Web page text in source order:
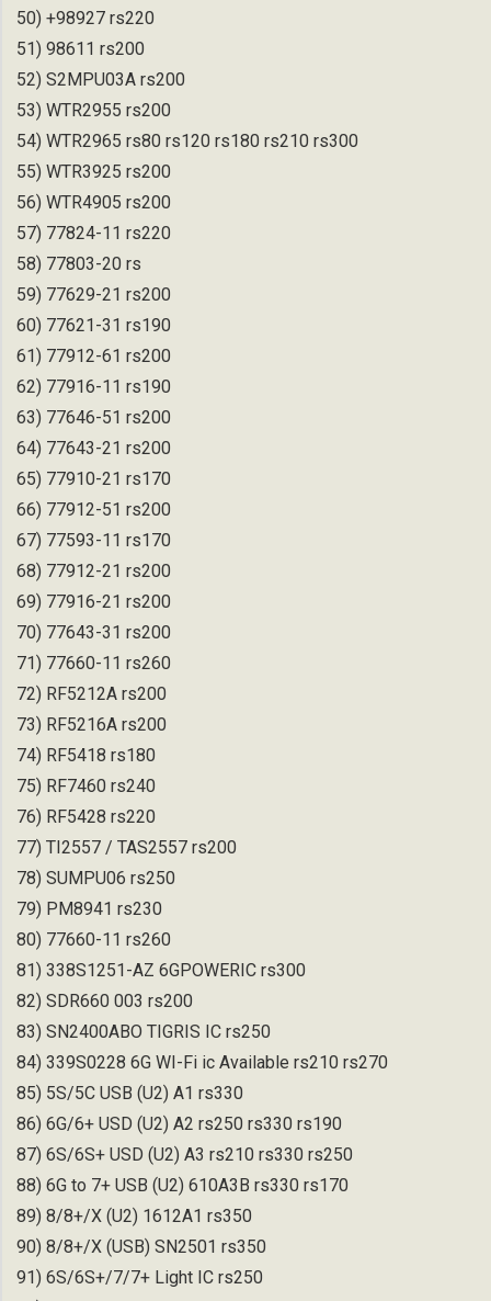
50) +98927 rs220
51) 98611 rs200
52) S2MPU03A rs200
53) WTR2955 rs200
54) WTR2965 rs80 rs120 rs180 rs210 rs300
55) WTR3925 rs200
56) WTR4905 rs200
57) 77824-11 rs220
58) 77803-20 rs
59) 77629-21 rs200
60) 77621-31 rs190
61) 77912-61 rs200
62) 77916-11 rs190
63) 77646-51 rs200
64) 77643-21 rs200
65) 77910-21 rs170
66) 77912-51 rs200
67) 77593-11 rs170
68) 77912-21 rs200
69) 77916-21 rs200
70) 77643-31 rs200
71) 77660-11 rs260
72) RF5212A rs200
73) RF5216A rs200
74) RF5418 rs180
75) RF7460 rs240
76) RF5428 rs220
77) TI2557 / TAS2557 rs200
78) SUMPU06 rs250
79) PM8941 rs230
80) 77660-11 rs260
81) 338S1251-AZ 6GPOWERIC rs300
82) SDR660 003 rs200
83) SN2400ABO TIGRIS IC rs250
84) 339S0228 6G WI-Fi ic Available rs210 rs270
85) 5S/5C USB (U2) A1 rs330
86) 6G/6+ USD (U2) A2 rs250 rs330 rs190
87) 6S/6S+ USD (U2) A3 rs210 rs330 rs250
88) 6G to 7+ USB (U2) 610A3B rs330 rs170
89) 8/8+/X (U2) 1612A1 rs350
90) 8/8+/X (USB) SN2501 rs350
91) 6S/6S+/7/7+ Light IC rs250